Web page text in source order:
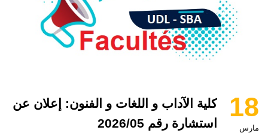
18
مارس
كلية الآداب و اللغات و الفنون: إعلان عن
استشارة رقم 2026/05